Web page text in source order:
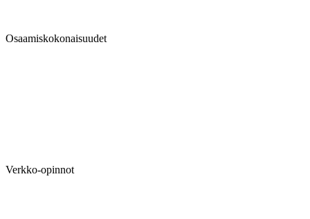
Osaamiskokonaisuudet
Verkko-opinnot